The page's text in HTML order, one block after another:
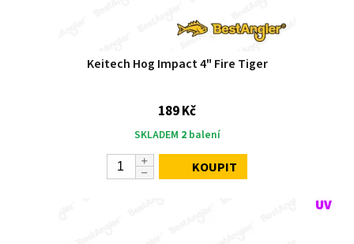
Keitech Hog Impact 4" Fire Tiger
189 Kč
SKLADEM 2balení
KOUPIT